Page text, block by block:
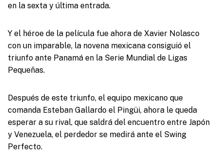
en la sexta y última entrada.
Y el héroe de la película fue ahora de Xavier Nolasco
con un imparable, la novena mexicana consiguió el
triunfo ante Panamá en la Serie Mundial de Ligas
Pequeñas.
Después de este triunfo, el equipo mexicano que
comanda Esteban Gallardo el Pingüi, ahora le queda
esperar a su rival, que saldrá del encuentro entre Japón
y Venezuela, el perdedor se medirá ante el Swing
Perfecto.